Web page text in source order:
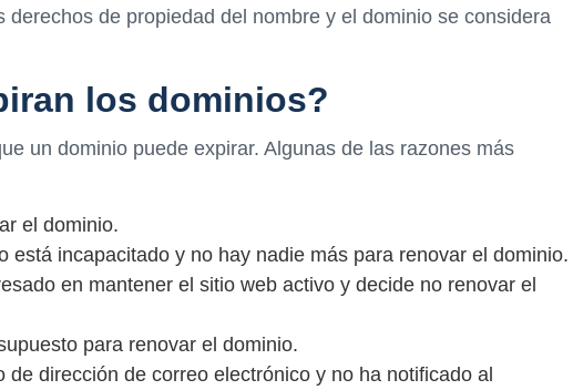
derechos de propiedad del nombre y el dominio se considera
los dominios?
un dominio puede expirar. Algunas de las razones más
el dominio.
está incapacitado y no hay nadie más para renovar el dominio.
en mantener el sitio web activo y decide no renovar el
para renovar el dominio.
de dirección de correo electrónico y no ha notificado al